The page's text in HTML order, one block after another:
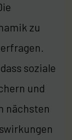
zu
soziale
und
nächsten